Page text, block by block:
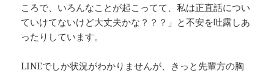
ころで、いろんなことが起こってて、私は正直話につい
ていけてないけど大丈夫かな？？？」と不安を吐露しあ
ったりしています。
LINEでしか状況がわかりませんが、きっと先輩方の胸